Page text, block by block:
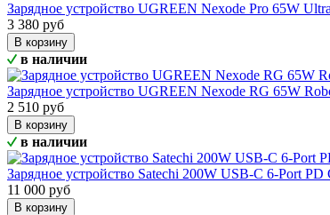
Зарядное устройство UGREEN Nexode Pro 65W
3 380 руб
В корзину
в наличии
Зарядное устройство UGREEN Nexode RG 65W
2 510 руб
В корзину
в наличии
Зарядное устройство Satechi 200W USB-C 6-Port
11 000 руб
В корзину